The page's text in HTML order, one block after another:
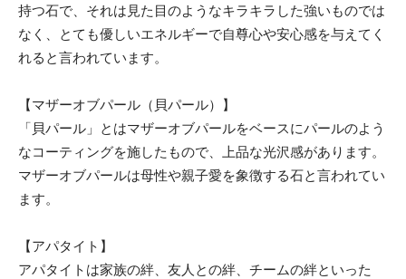
持つ石で、それは見た目のようなキラキラした強いものでは
なく、とても優しいエネルギーで自尊心や安心感を与えてく
れると言われています。
【マザーオブパール（貝パール）】
「貝パール」とはマザーオブパールをベースにパールのよう
なコーティングを施したもので、上品な光沢感があります。
マザーオブパールは母性や親子愛を象徴する石と言われてい
ます。
【アパタイト】
アパタイトは家族の絆、友人との絆、チームの絆といった